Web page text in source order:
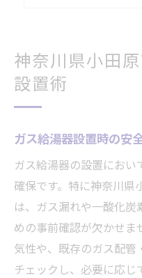
ガス給湯器取り
ガス給湯器交
施工当日ま
給湯器交換なら
ガス給湯器
安全施工に
神奈川県小田
設置術
ガス給湯器設置時の安
ガス給湯器の設置におい
確保です。特に神奈川県
は、ガス漏れや一酸化炭
めの事前確認が欠かせま
気性や、既存のガス配管
チェックし、必要に応じ